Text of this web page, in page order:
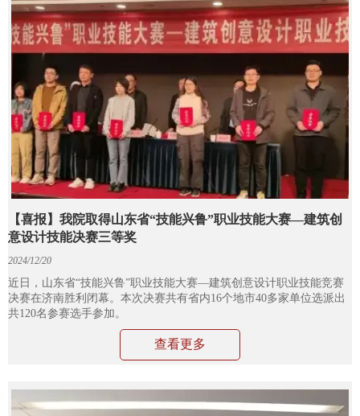
【喜报】我院取得山东省“技能兴鲁”职业技能大赛—建筑创
意设计技能决赛三等奖
2024/12/20
近日，山东省“技能兴鲁”职业技能大赛—建筑创意设计职业技能竞赛
决赛在济南胜利闭幕。本次决赛共有省内16个地市40多家单位选派出
共120名参赛选手参加。
查看更多